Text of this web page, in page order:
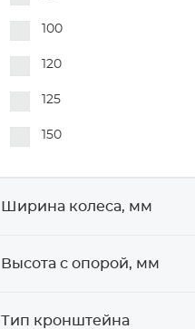
100
120
125
150
Ширина колеса, мм
Высота с опорой, мм
Тип кронштейна